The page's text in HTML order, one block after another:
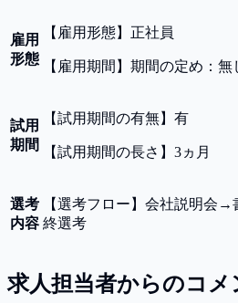
雇用
形態
【 雇用形態】 正社員
【 雇用期間 】 期間の定め：無
試用
期間
【試用期間の有無】 有
【試用期間の長さ 】 3ヵ月
選考
内容
【選考フロー 】 会社説明会→
終選考
求人担当者からのコメ